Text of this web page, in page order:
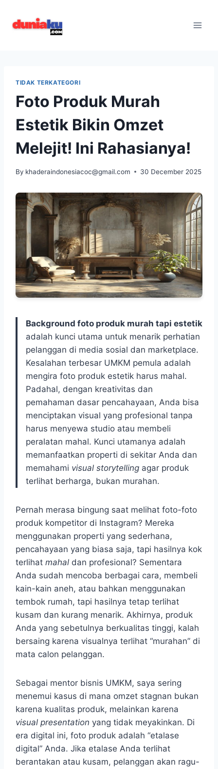
content
TIDAK TERKATEGORI
Foto Produk Murah
Estetik Bikin Omzet
Melejit! Ini Rahasianya!
By khaderaindonesiacoc@gmail.com 30 December 2025
Background foto produk murah tapi estetik
adalah kunci utama untuk menarik perhatian
pelanggan di media sosial dan marketplace.
Kesalahan terbesar UMKM pemula adalah
mengira foto produk estetik harus mahal.
Padahal, dengan kreativitas dan
pemahaman dasar pencahayaan, Anda bisa
menciptakan visual yang profesional tanpa
harus menyewa studio atau membeli
peralatan mahal. Kunci utamanya adalah
memanfaatkan properti di sekitar Anda dan
memahami visual storytelling agar produk
terlihat berharga, bukan murahan.
Pernah merasa bingung saat melihat foto-foto
produk kompetitor di Instagram? Mereka
menggunakan properti yang sederhana,
pencahayaan yang biasa saja, tapi hasilnya kok
terlihat mahal dan profesional? Sementara
Anda sudah mencoba berbagai cara, membeli
kain-kain aneh, atau bahkan menggunakan
tembok rumah, tapi hasilnya tetap terlihat
kusam dan kurang menarik. Akhirnya, produk
Anda yang sebetulnya berkualitas tinggi, kalah
bersaing karena visualnya terlihat “murahan” di
mata calon pelanggan.
Sebagai mentor bisnis UMKM, saya sering
menemui kasus di mana omzet stagnan bukan
karena kualitas produk, melainkan karena
visual presentation yang tidak meyakinkan. Di
era digital ini, foto produk adalah “etalase
digital” Anda. Jika etalase Anda terlihat
berantakan atau kusam, pelanggan akan ragu-